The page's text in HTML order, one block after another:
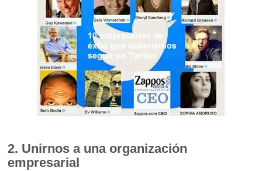
2. Unirnos a una organización
empresarial